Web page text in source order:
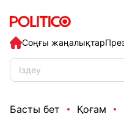
Соңғы жаңалықтар
Басты бет Қоғам